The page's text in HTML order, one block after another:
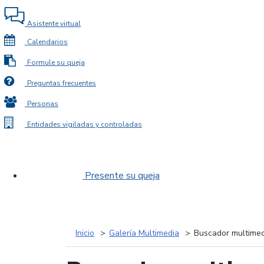
Asistente virtual
Calendarios
Formule su queja
Preguntas frecuentes
Personas
Entidades vigiladas y controladas
Presente su queja
Inicio Galería Multimedia Buscador